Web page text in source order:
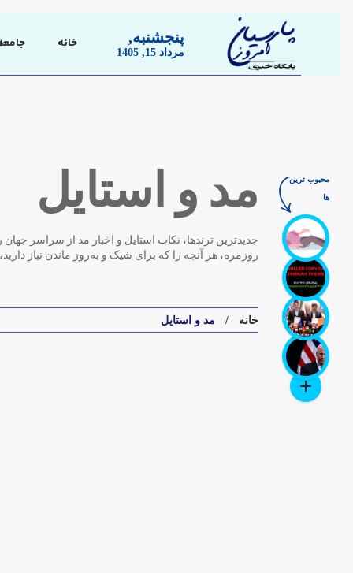
پنجشنبه,
مرداد 15, 1405
خانه
مد و استایل
جدیدترین ترندها، نکات استایل و اخبار مد از سراسر
روزمره، هر آنچه را که برای شیک و به‌روز ماندن نیاز
خانه مد و استایل
محبوب ترین
ها